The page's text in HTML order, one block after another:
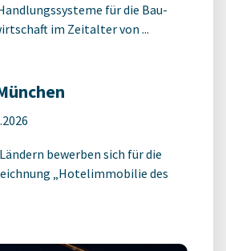
für die Bau-
im Zeitalter von ...
bewerben sich für die
„Hotelimmobilie des